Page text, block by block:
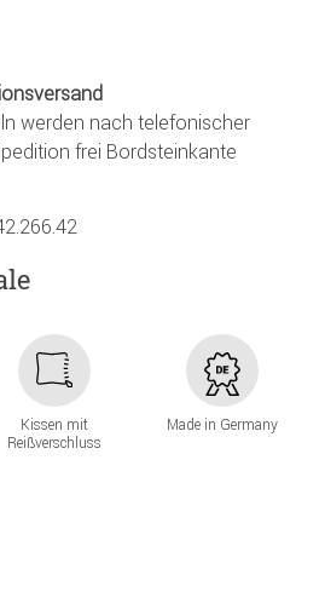
werden nach telefonischer
frei Bordsteinkante
Kissen mit
Reißverschluss
Made in Germany